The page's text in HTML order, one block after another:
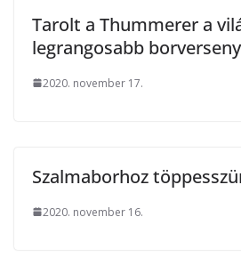
Tarolt a Thummerer a
legrangosabb
2020. november 17.
Szalmaborhoz
2020. november 16.